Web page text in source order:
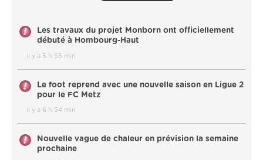
Les travaux du projet Monborn ont officiellement
débuté à Hombourg-Haut
il y a 5 h 55 min
Le foot reprend avec une nouvelle saison en Ligue 2
pour le FC Metz
il y a 6 h 54 min
Nouvelle vague de chaleur en prévision la semaine
prochaine